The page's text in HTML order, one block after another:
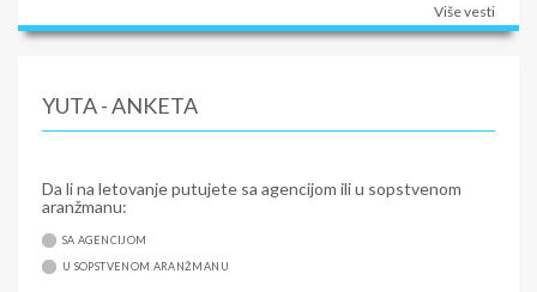
Više vesti
YUTA - ANKETA
Da li na letovanje putujete sa agencijom ili u sopstvenom
aranžmanu:
SA AGENCIJOM
U SOPSTVENOM ARANŽMANU